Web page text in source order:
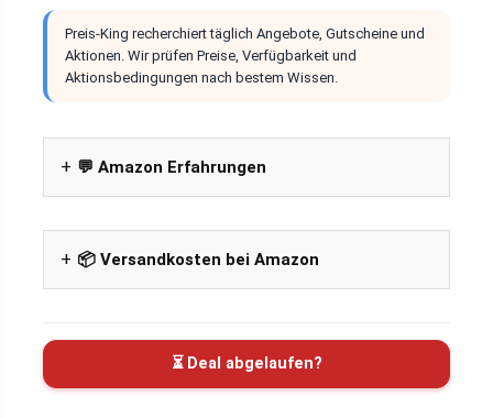
Preis-King recherchiert täglich Angebote, Gutscheine und
Aktionen. Wir prüfen Preise, Verfügbarkeit und
Aktionsbedingungen nach bestem Wissen.
💬 Amazon Erfahrungen
📦 Versandkosten bei Amazon
⏳ Deal abgelaufen?